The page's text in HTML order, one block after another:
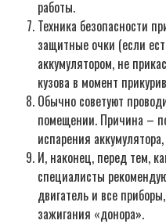
работы.
Техника безопасности
защитные очки (если
аккумулятором, не
кузова в момент
Обычно советуют
помещении. Причина –
испарения
И, наконец, перед тем,
специалисты
двигатель и все
зажигания «донора».